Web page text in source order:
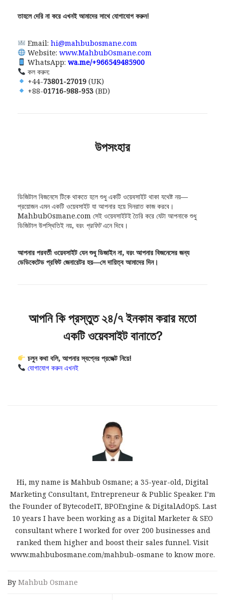
তাহলে দেরি না করে এখনই আমাদের সাথে যোগাযোগ করুন!
Email: hi@mahbubosmane.com
Website: www.MahbubOsmane.com
WhatsApp: wa.me/+966549485900
কল করুন:
+44-73801-27019(UK)
+88-01716-988-953(BD)
উপসংহার
ডিজিটাল বিজনেসে টিকে থাকতে হলে শুধু একটি ওয়েবসাইট থাকা যথেষ্ট নয়—
প্রয়োজন এমন একটি ওয়েবসাইট যা আপনার হয়ে দিনরাত কাজ করবে।
MahbubOsmane.com সেই ওয়েবসাইটই তৈরি করে যেটা আপনাকে শুধু
ডিজিটাল উপস্থিতিই নয়, বরং প্রফিটএনে দিবে।
আপনার পরবর্তী ওয়েবসাইট যেন শুধু ডিজাইন না, বরং আপনার বিজনেসের জন্য
ডেডিকেটেড প্রফিট জেনারেটর হয়—সে দায়িত্ব আমাদের দিন।
আপনি কি প্রস্তুত ২৪/৭ ইনকাম করার মতো
একটি ওয়েবসাইট বানাতে?
চলুন কথা বলি, আপনার স্বপ্নের প্রজেক্ট নিয়ে!
যোগাযোগ করুন এখনই
Hi, my name is Mahbub Osmane; a 35-year-old, Digital
Marketing Consultant, Entrepreneur & Public Speaker. I’m
the Founder of BytecodeIT, BPOEngine & DigitalAdOpS. Last
10 years I have been working as a Digital Marketer & SEO
consultant where I worked for over 200 businesses and
ranked them higher and boost their sales funnel. Visit
www.mahbubosmane.com/mahbub-osmane to know more.
By Mahbub Osmane